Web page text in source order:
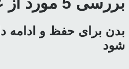
بدن برای حفظ و ادامه
شود